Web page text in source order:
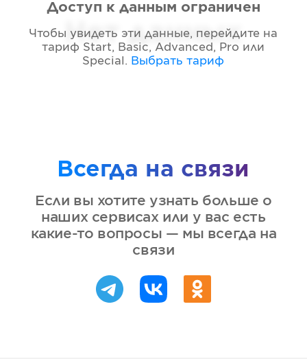
Нет данных
Доступ к данным ограничен
Чтобы увидеть эти данные, перейдите на
тариф Start, Basic, Advanced, Pro или
Special . Выбрать тариф
Всегда на связи
Если вы хотите узнать больше о
наших сервисах или у вас есть
какие-то вопросы — мы всегда на
связи